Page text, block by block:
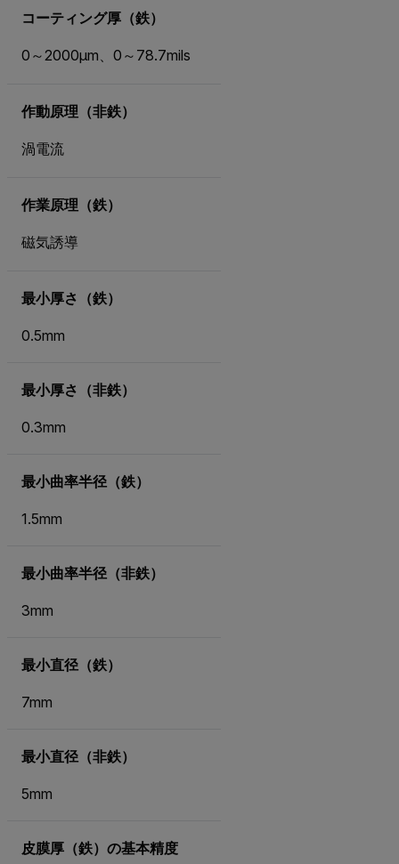
コーティング厚（鉄）
0～2000µm、0～78.7mils
作動原理（非鉄）
渦電流
作業原理（鉄）
磁気誘導
最小厚さ（鉄）
0.5mm
最小厚さ（非鉄）
0.3mm
最小曲率半径（鉄）
1.5mm
最小曲率半径（非鉄）
3mm
最小直径（鉄）
7mm
最小直径（非鉄）
5mm
皮膜厚（鉄）の基本精度